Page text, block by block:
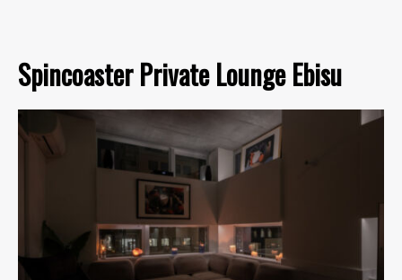
Spincoaster Private Lounge Ebisu